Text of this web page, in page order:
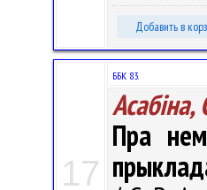
Добавить в
17
ББК 83.
Пра